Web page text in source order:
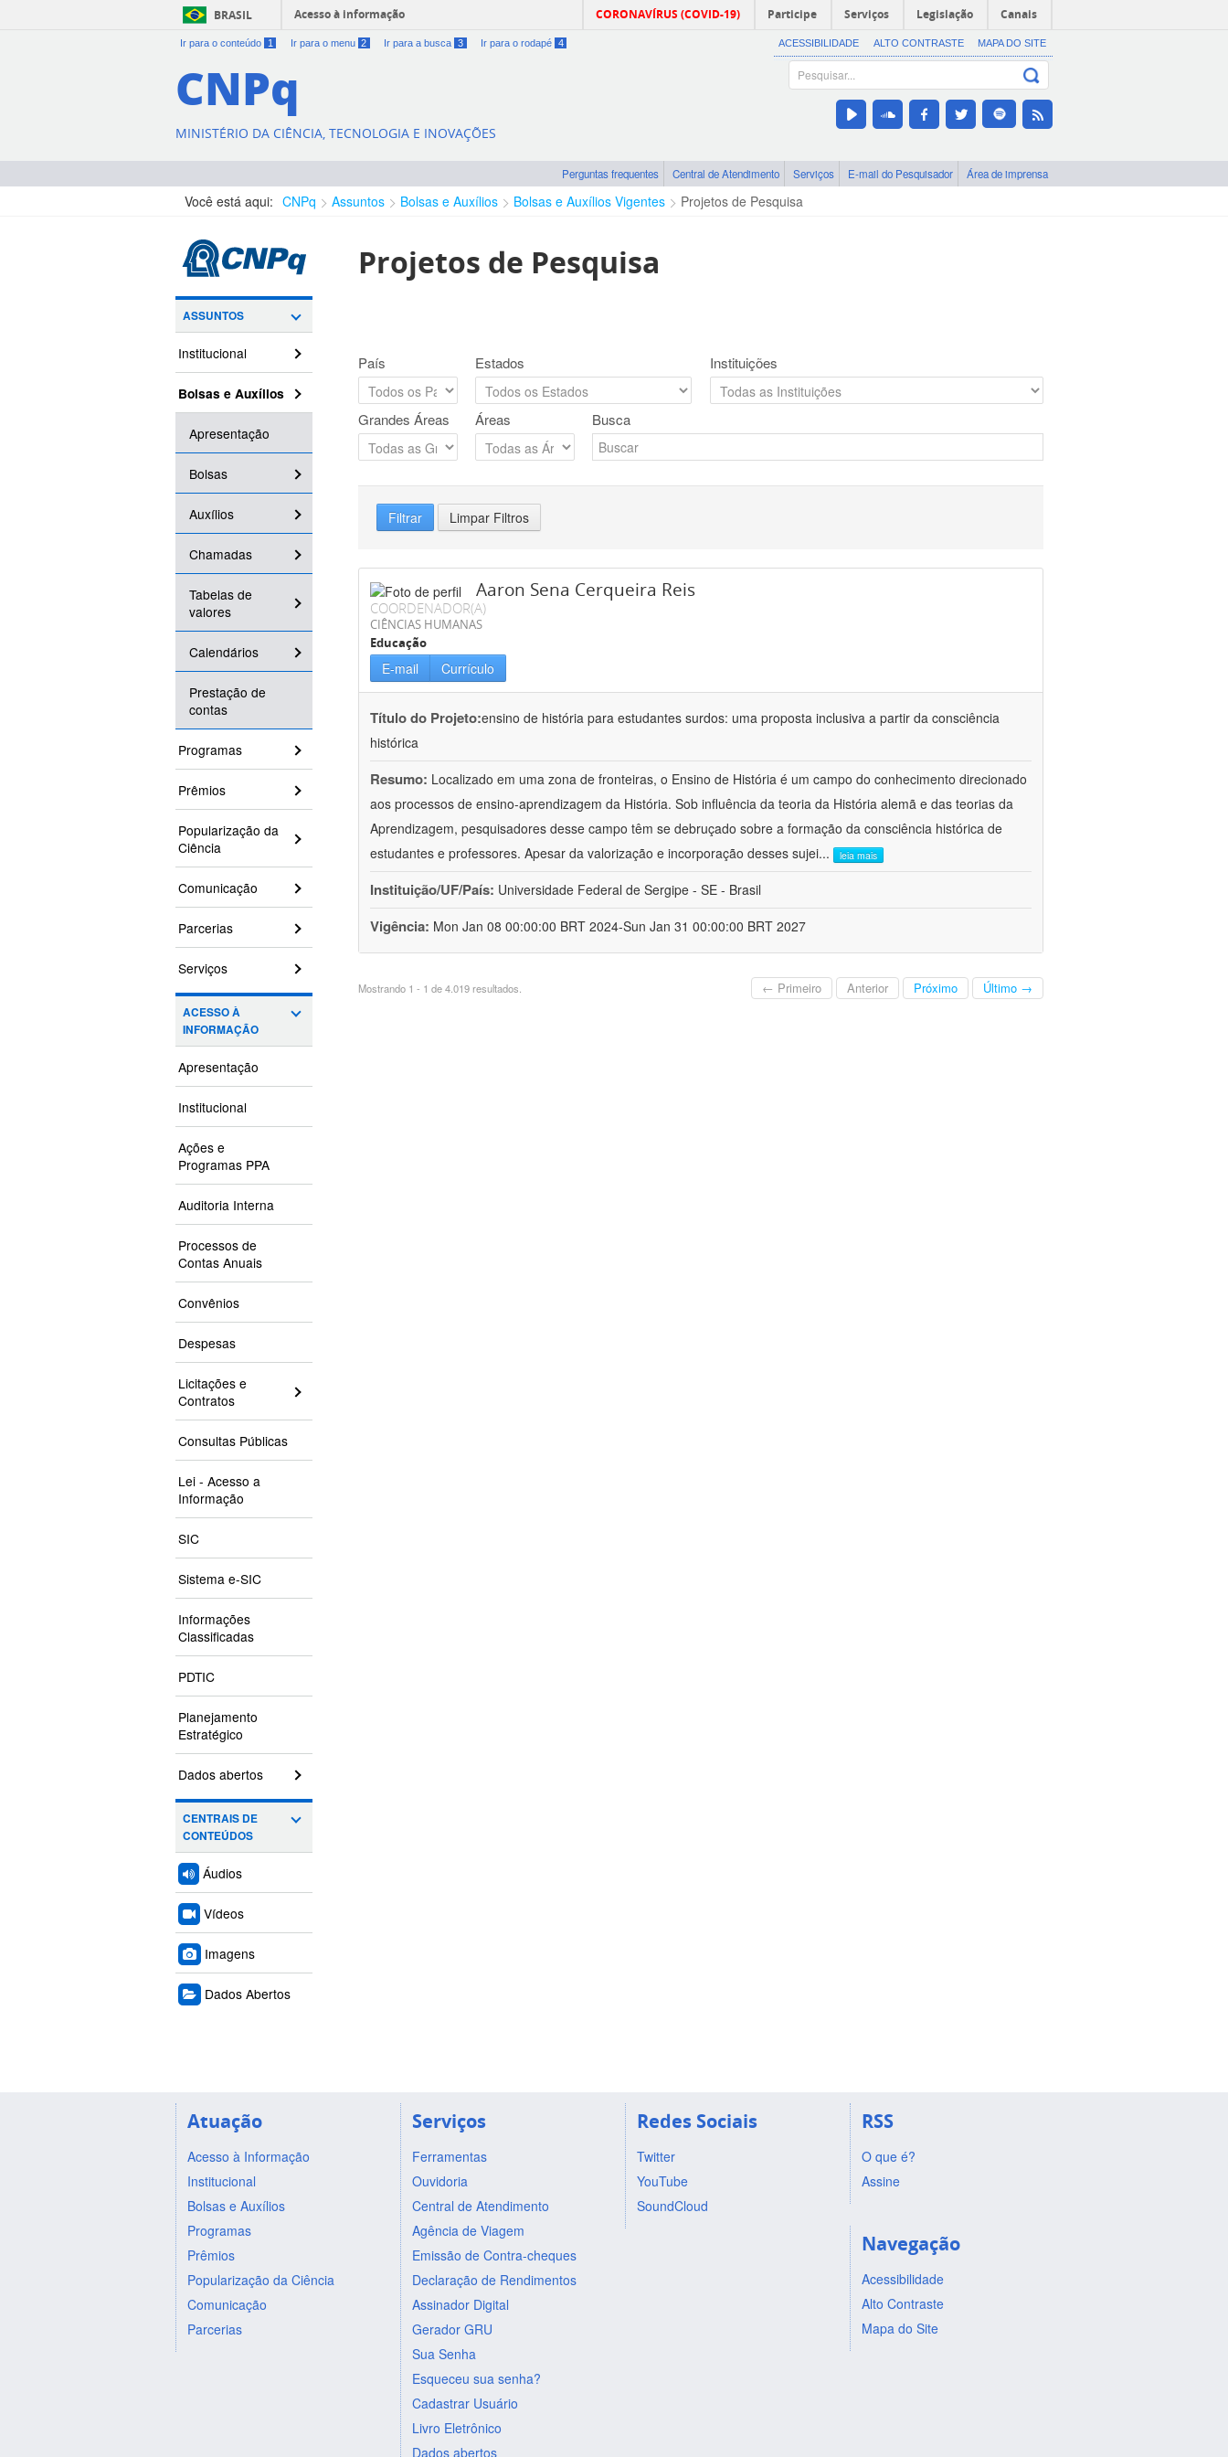
BRASIL Acesso à informação CORONAVÍRUS (COVID-19) Participe Serviços Legislação Canais
Ir para o conteúdo 1 Ir para o menu 2 Ir para a busca 3 Ir para o rodapé 4 ACESSIBILIDADE ALTO CONTRASTE MAPA DO SITE
CNPq
MINISTÉRIO DA CIÊNCIA, TECNOLOGIA E INOVAÇÕES
Perguntas frequentes Central de Atendimento Serviços E-mail do Pesquisador Área de imprensa
Você está aqui: CNPq Assuntos Bolsas e Auxílios Bolsas e Auxílios Vigentes Projetos de Pesquisa
ASSUNTOS
Institucional
Bolsas e Auxílios
Apresentação
Bolsas
Auxílios
Chamadas
Tabelas de
valores
Calendários
Prestação de
contas
Programas
Prêmios
Popularização da
Ciência
Comunicação
Parcerias
Serviços
ACESSO À
INFORMAÇÃO
Apresentação
Institucional
Ações e
Programas PPA
Auditoria Interna
Processos de
Contas Anuais
Convênios
Despesas
Licitações e
Contratos
Consultas Públicas
Lei - Acesso a
Informação
SIC
Sistema e-SIC
Informações
Classificadas
PDTIC
Planejamento
Estratégico
Dados abertos
CENTRAIS DE
CONTEÚDOS
Áudios
Vídeos
Imagens
Dados Abertos
Projetos de Pesquisa
País Estados Instituições
Grandes Áreas Áreas Busca
Filtrar Limpar Filtros
Aaron Sena Cerqueira Reis
COORDENADOR(A)
CIÊNCIAS HUMANAS
Educação
E-mail Currículo
Título do Projeto:ensino de história para estudantes surdos: uma proposta inclusiva a partir da consciência
histórica
Resumo: Localizado em uma zona de fronteiras, o Ensino de História é um campo do conhecimento direcionado
aos processos de ensino-aprendizagem da História. Sob influência da teoria da História alemã e das teorias da
Aprendizagem, pesquisadores desse campo têm se debruçado sobre a formação da consciência histórica de
estudantes e professores. Apesar da valorização e incorporação desses sujei... leia mais
Instituição/UF/País: Universidade Federal de Sergipe - SE - Brasil
Vigência: Mon Jan 08 00:00:00 BRT 2024-Sun Jan 31 00:00:00 BRT 2027
Mostrando 1 - 1 de 4.019 resultados. ← Primeiro Anterior Próximo Último →
Atuação
Acesso à Informação
Institucional
Bolsas e Auxílios
Programas
Prêmios
Popularização da Ciência
Comunicação
Parcerias
Serviços
Ferramentas
Ouvidoria
Central de Atendimento
Agência de Viagem
Emissão de Contra-cheques
Declaração de Rendimentos
Assinador Digital
Gerador GRU
Sua Senha
Esqueceu sua senha?
Cadastrar Usuário
Livro Eletrônico
Dados abertos
Redes Sociais
Twitter
YouTube
SoundCloud
RSS
O que é?
Assine
Navegação
Acessibilidade
Alto Contraste
Mapa do Site